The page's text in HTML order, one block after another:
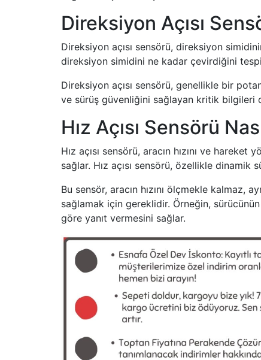
Direksiyon Açısı
Direksiyon açısı sensörü, direksiyon
direksiyon simidini ne kadar çevirdiğini
Direksiyon açısı sensörü, genellikle bir
ve sürüş güvenliğini sağlayan kritik bilgileri
Hız Açısı Sensörü
Hız açısı sensörü, aracın hızını ve
sağlar. Hız açısı sensörü, özellikle dinamik
Bu sensör, aracın hızını ölçmekle kalmaz,
sağlamak için gereklidir. Örneğin,
göre yanıt vermesini sağlar.